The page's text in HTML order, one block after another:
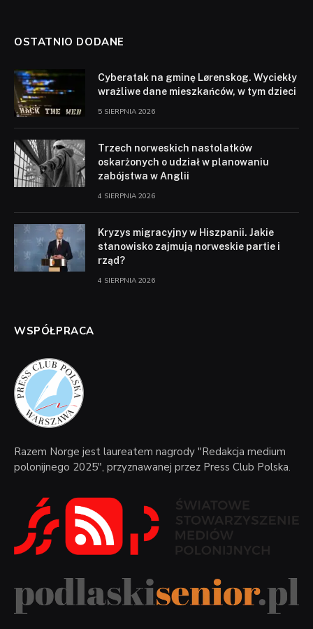
OSTATNIO DODANE
Cyberatak na gminę Lørenskog. Wyciekły
wrażliwe dane mieszkańców, w tym dzieci
5 SIERPNIA 2026
Trzech norweskich nastolatków
oskarżonych o udział w planowaniu
zabójstwa w Anglii
4 SIERPNIA 2026
Kryzys migracyjny w Hiszpanii. Jakie
stanowisko zajmują norweskie partie i
rząd?
4 SIERPNIA 2026
WSPÓŁPRACA
Razem Norge jest laureatem nagrody "Redakcja medium
polonijnego 2025", przyznawanej przez Press Club Polska.